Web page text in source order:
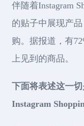
伴随着Instagram
的贴子中展现产
购。据报道，有
上见到的商品。
下面将表述这一
Instagram